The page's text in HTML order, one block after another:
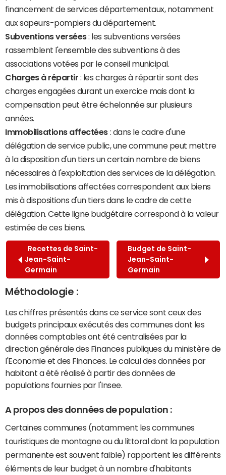
financement de services départementaux, notamment
aux sapeurs-pompiers du département.
Subventions versées: les subventions versées
rassemblent l'ensemble des subventions à des
associations votées par le conseil municipal.
Charges à répartir : les charges à répartir sont des
charges engagées durant un exercice mais dont la
compensation peut être échelonnée sur plusieurs
années.
Immobilisations affectées : dans le cadre d'une
délégation de service public, une commune peut mettre
à la disposition d'un tiers un certain nombre de biens
nécessaires à l'exploitation des services de la délégation.
Les immobilisations affectées correspondent aux biens
mis à dispositions d'un tiers dans le cadre de cette
délégation. Cette ligne budgétaire correspond à la valeur
estimée de ces biens.
Recettes de Saint-
Jean-Saint-
Germain
Budget de Saint-
Jean-Saint-
Germain
Méthodologie :
Les chiffres présentés dans ce service sont ceux des
budgets principaux exécutés des communes dont les
données comptables ont été centralisées par la
direction générale des Finances publiques du ministère de
l'Economie et des Finances. Le calcul des données par
habitant a été réalisé à partir des données de
populations fournies par l'Insee.
A propos des données de population :
Certaines communes (notamment les communes
touristiques de montagne ou du littoral dont la population
permanente est souvent faible) rapportent les différents
éléments de leur budget à un nombre d'habitants